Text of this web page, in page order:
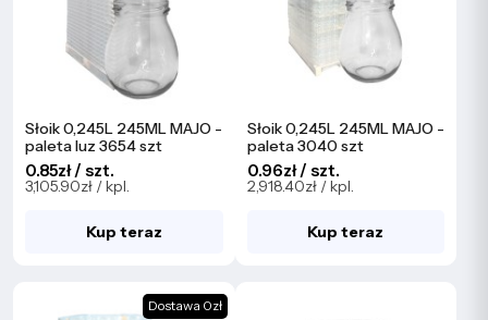
Słoik 0,245L 245ML MAJO -
paleta luz 3654 szt
0.85zł / szt.
3,105.90zł / kpl.
Kup teraz
Słoik 0,245L 245ML MAJO -
paleta 3040 szt
0.96zł / szt.
2,918.40zł / kpl.
Kup teraz
Dostawa 0zł